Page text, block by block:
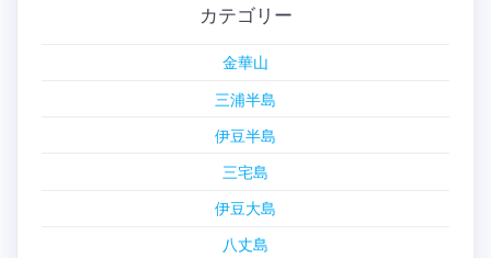
カテゴリー
金華山
三浦半島
伊豆半島
三宅島
伊豆大島
八丈島